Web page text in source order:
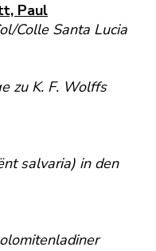
Paul
Colle Santa Lucia
zu K. F. Wolffs
salvaria) in den